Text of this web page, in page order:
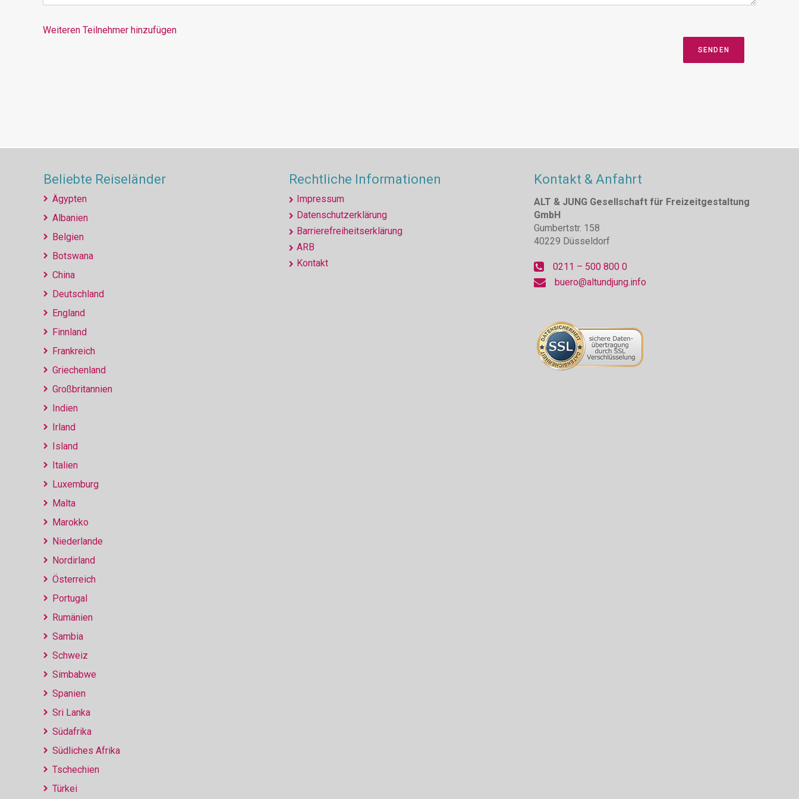
Weiteren Teilnehmer hinzufügen
SENDEN
Beliebte Reiseländer
Ägypten
Albanien
Belgien
Botswana
China
Deutschland
England
Finnland
Frankreich
Griechenland
Großbritannien
Indien
Irland
Island
Italien
Luxemburg
Malta
Marokko
Niederlande
Nordirland
Österreich
Portugal
Rumänien
Sambia
Schweiz
Simbabwe
Spanien
Sri Lanka
Südafrika
Südliches Afrika
Tschechien
Türkei
Rechtliche Informationen
Impressum
Datenschutzerklärung
Barrierefreiheitserklärung
ARB
Kontakt
Kontakt & Anfahrt
ALT & JUNG Gesellschaft für Freizeitgestaltung
GmbH
Gumbertstr. 158
40229 Düsseldorf
0211 – 500 800 0
buero@altundjung.info